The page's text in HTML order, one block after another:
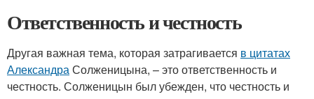
Ответственность и честность
Другая важная тема, которая затрагивается в цитатах
АлександраСолженицына, – это ответственность и
честность. Солженицын был убежден, что честность и